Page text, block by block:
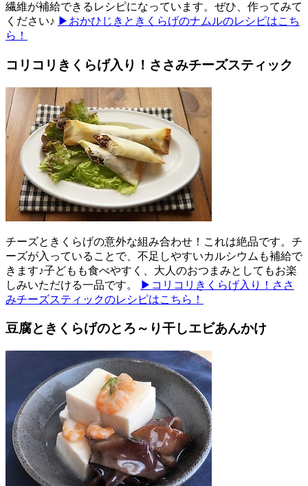
繊維が補給できるレシピになっています。ぜひ、作ってみて
ください♪ ▶おかひじきときくらげのナムルのレシピはこち
ら！
コリコリきくらげ入り！ささみチーズスティック
チーズときくらげの意外な組み合わせ！これは絶品です。チ
ーズが入っていることで、不足しやすいカルシウムも補給で
きます♪子どもも食べやすく、大人のおつまみとしてもお楽
しみいただける一品です。
▶コリコリきくらげ入り！ささ
みチーズスティックのレシピはこちら！
豆腐ときくらげのとろ～り干しエビあんかけ